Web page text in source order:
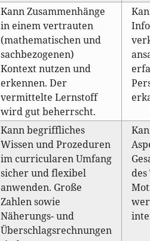
Kann Zusammenhänge
in einem vertrauten
(mathematischen und
sachbezogenen)
Kontext nutzen und
erkennen. Der
vermittelte Lernstoff
wird gut beherrscht.
Kann begriffliches
Wissen und Prozeduren
im curricularen Umfang
sicher und flexibel
anwenden. Große
Zahlen sowie
Näherungs- und
Überschlagsrechnungen